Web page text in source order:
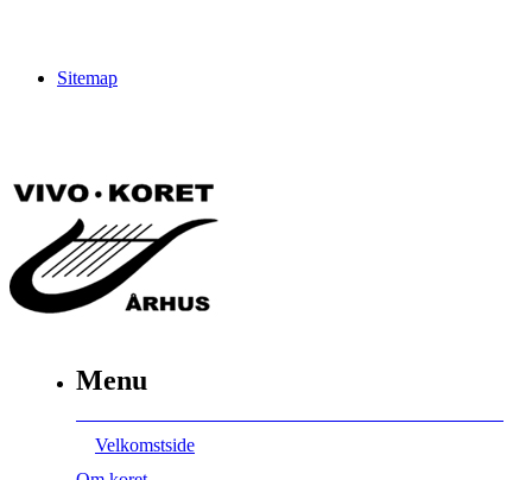
Sitemap
Menu
Velkomstside